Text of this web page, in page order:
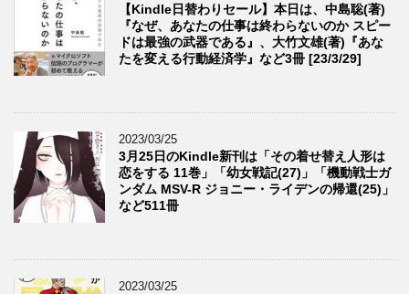
【Kindle日替わりセール】本日は、中島聡(著)
『なぜ、あなたの仕事は終わらないのか スピー
ドは最強の武器である』、大竹文雄(著)『あな
たを変える行動経済学』など3冊 [23/3/29]
2023/03/25
3月25日のKindle新刊は「その着せ替え人形は
恋をする 11巻」「幼女戦記(27)」「機動戦士ガ
ンダム MSV-R ジョニー・ライデンの帰還(25)」
など511冊
2023/03/25